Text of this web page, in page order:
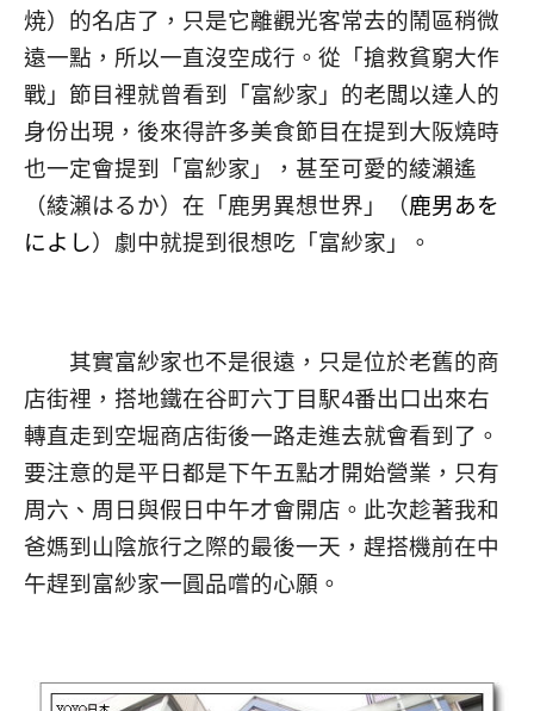
焼）的名店了，只是它離觀光客常去的鬧區稍微
遠一點，所以一直沒空成行。從「搶救貧窮大作
戰」節目裡就曾看到「富紗家」的老闆以達人的
身份出現，後來得許多美食節目在提到大阪燒時
也一定會提到「富紗家」，甚至可愛的綾瀨遙
（綾瀨はるか）在「鹿男異想世界」（鹿男あを
によし）劇中就提到很想吃「富紗家」。
其實富紗家也不是很遠，只是位於老舊的商
店街裡，搭地鐵在谷町六丁目駅4番出口出來右
轉直走到空堀商店街後一路走進去就會看到了。
要注意的是平日都是下午五點才開始營業，只有
周六、周日與假日中午才會開店。此次趁著我和
爸媽到山陰旅行之際的最後一天，趕搭機前在中
午趕到富紗家一圓品嚐的心願。